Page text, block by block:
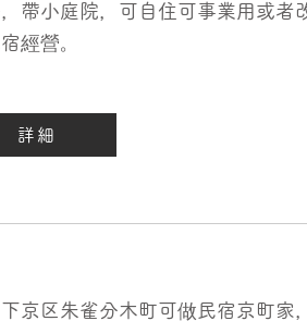
，帶小庭院，可自住可事業用或者
經營。
詳細
京区朱雀分木町可做民宿京町家，